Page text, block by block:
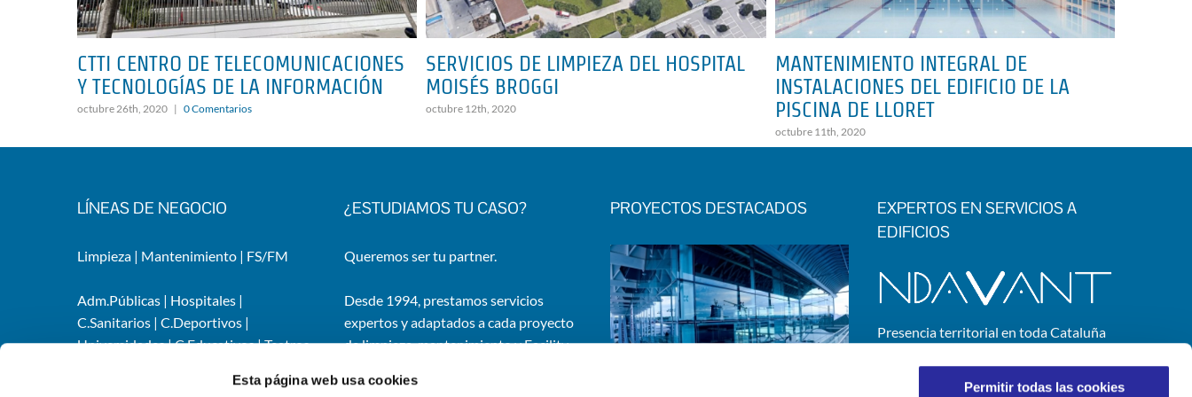
Esta página web usa cookies Permitir todas las cookies
CTTI CENTRO DE TELECOMUNICACIONES
Y TECNOLOGÍAS DE LA INFORMACIÓN
octubre 26th, 2020 | 0 Comentarios
SERVICIOS DE LIMPIEZA DEL HOSPITAL
MOISÉS BROGGI
octubre 12th, 2020
MANTENIMIENTO INTEGRAL DE
INSTALACIONES DEL EDIFICIO DE LA
PISCINA DE LLORET
octubre 11th, 2020
LÍNEAS DE NEGOCIO
Limpieza | Mantenimiento | FS/FM
Adm.Públicas | Hospitales |
C.Sanitarios | C.Deportivos |
Universidades|C.Educativos|Teatros,
¿ESTUDIAMOS TU CASO?
Queremos ser tu partner.
Desde 1994, prestamos servicios
expertos y adaptados a cada proyecto
de limpieza, mantenimiento y Facility
instalaciones de una amplia gama de
PROYECTOS DESTACADOS
EXPERTOS EN SERVICIOS A
EDIFICIOS
Presencia territorial en toda Cataluña